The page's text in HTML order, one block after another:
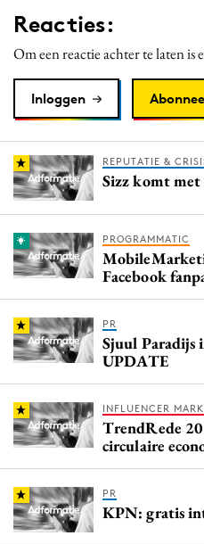
Reacties:
Om een reactie achter te laten is
Inloggen
REPUTATIE &
Sizz komt
PROGRAMMATIC
Facebook
PR
Sjuul
UPDATE
INFLUENCER
TrendRede
circulaire
PR
KPN: gratis